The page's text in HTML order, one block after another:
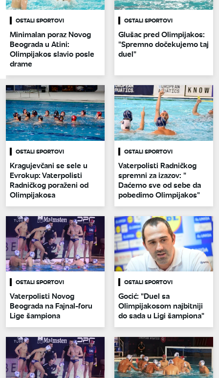
OSTALI SPORTOVI
Minimalan poraz Novog
Beograda u Atini:
Olimpijakos slavio posle
drame
OSTALI SPORTOVI
Glušac pred Olimpijakos:
"Spremno dočekujemo taj
duel"
OSTALI SPORTOVI
Kragujevčani se sele u
Evrokup: Vaterpolisti
Radničkog poraženi od
Olimpijakosa
OSTALI SPORTOVI
Vaterpolisti Radničkog
spremni za izazov: "
Daćemo sve od sebe da
pobedimo Olimpijakos"
OSTALI SPORTOVI
Vaterpolisti Novog
Beograda na Fajnal-foru
Lige šampiona
OSTALI SPORTOVI
Gocić: "Duel sa
Olimpijakosom najbitniji
do sada u Ligi šampiona"